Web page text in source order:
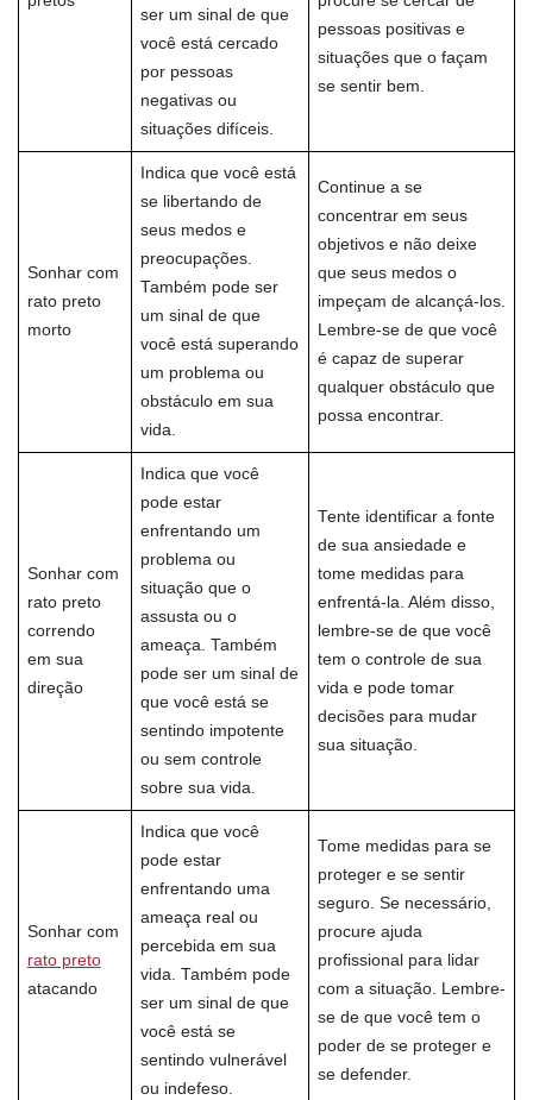
ser um sinal de que
você está cercado
por pessoas
negativas ou
situações difíceis.
pessoas positivas e
situações que o façam
se sentir bem.
Sonhar com
rato preto
morto
Indica que você está
se libertando de
seus medos e
preocupações.
Também pode ser
um sinal de que
você está superando
um problema ou
obstáculo em sua
vida.
Continue a se
concentrar em seus
objetivos e não deixe
que seus medos o
impeçam de alcançá-los.
Lembre-se de que você
é capaz de superar
qualquer obstáculo que
possa encontrar.
Sonhar com
rato preto
correndo
em sua
direção
Indica que você
pode estar
enfrentando um
problema ou
situação que o
assusta ou o
ameaça. Também
pode ser um sinal de
que você está se
sentindo impotente
ou sem controle
sobre sua vida.
Tente identificar a fonte
de sua ansiedade e
tome medidas para
enfrentá-la. Além disso,
lembre-se de que você
tem o controle de sua
vida e pode tomar
decisões para mudar
sua situação.
Sonhar com
rato preto
atacando
Indica que você
pode estar
enfrentando uma
ameaça real ou
percebida em sua
vida. Também pode
ser um sinal de que
você está se
sentindo vulnerável
ou indefeso.
Tome medidas para se
proteger e se sentir
seguro. Se necessário,
procure ajuda
profissional para lidar
com a situação. Lembre-
se de que você tem o
poder de se proteger e
se defender.